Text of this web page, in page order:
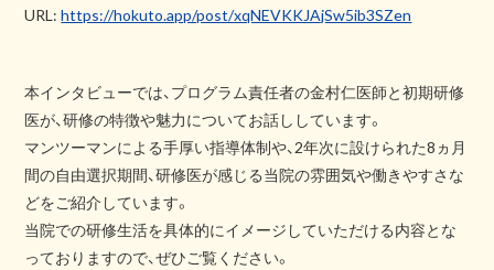
URL:https://hokuto.app/post/xqNEVKKJAjSw5ib3SZen
本インタビューでは、プログラム責任者の金村仁医師と初期研修
医が、研修の特徴や魅力についてお話ししています。
マンツーマンによる手厚い指導体制や、2年次に設けられた8ヵ月
間の自由選択期間、研修医が感じる当院の雰囲気や働きやすさな
どをご紹介しています。
当院での研修生活を具体的にイメージしていただける内容とな
っておりますので、ぜひご覧ください。